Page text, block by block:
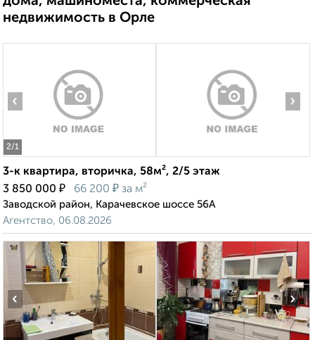
недвижимость в Орле
2/1
‹ ›
3-к квартира, вторичка, 58м², 2/5 этаж
3 850 000 ₽ 66 200 ₽ за м²
Заводской район, Карачевское шоссе 56А
Агентство, 06.08.2026
‹ ›